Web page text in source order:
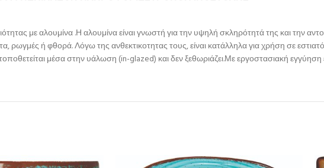
με αλουμίνα .Η αλουμίνα είναι γνωστή για την υψηλή σκληρότητά της και την
ρωγμές ή φθορά. Λόγω της ανθεκτικοτητας τους, είναι κατάλληλα για χρήση σε
μέσα στην υάλωση (in-glazed) και δεν ξεθωριάζει.Με εργοστασιακή